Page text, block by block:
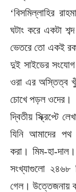
‘বিসমিল্লাহির
ঘটাং করে একটা
ভেতরে তো একই
দুই সাইডের সংযোগ
ওরা এর অস্তিত্ব
চোখে পড়ল ওদের।
দ্বিতীয় স্ক্রিপ্টে
যিনি আমাদের পথ
করা। মিম-হা-
সংখ্যাগুলো ২৪৬৮
গেল। উত্তেজনায়